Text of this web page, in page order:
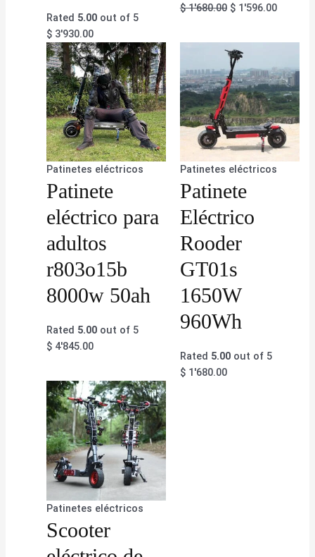
Rated 5.00 out of 5
$ 3'930.00
$1'680.00 $1'596.00
Patinetes eléctricos
Patinete
eléctrico para
adultos
r803o15b
8000w 50ah
Rated 5.00 out of 5
$ 4'845.00
Patinetes eléctricos
Patinete
Eléctrico
Rooder
GT01s
1650W
960Wh
Rated 5.00out of 5
$1'680.00
Patinetes eléctricos
Scooter